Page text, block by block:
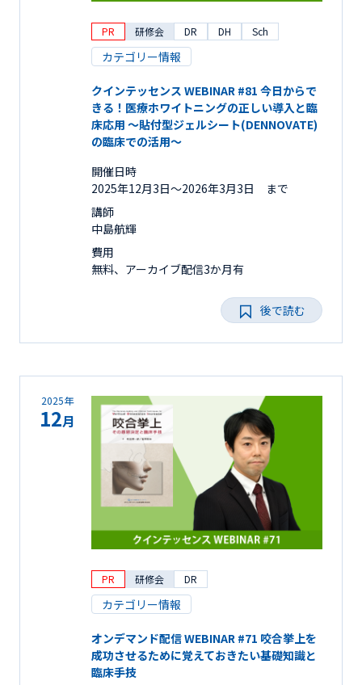
PR 研修会 DR DH Sch
カテゴリー情報
クインテッセンス WEBINAR #81 今日からで
きる！医療ホワイトニングの正しい導入と臨
床応用 ～貼付型ジェルシート(DENNOVATE)
の臨床での活用～
開催日時
2025年12月3日〜2026年3月3日 まで
講師
中島航輝
費用
無料、アーカイブ配信3か月有
後で読む
2025年
12月
PR 研修会 DR
カテゴリー情報
オンデマンド配信 WEBINAR #71 咬合挙上を
成功させるために覚えておきたい基礎知識と
臨床手技